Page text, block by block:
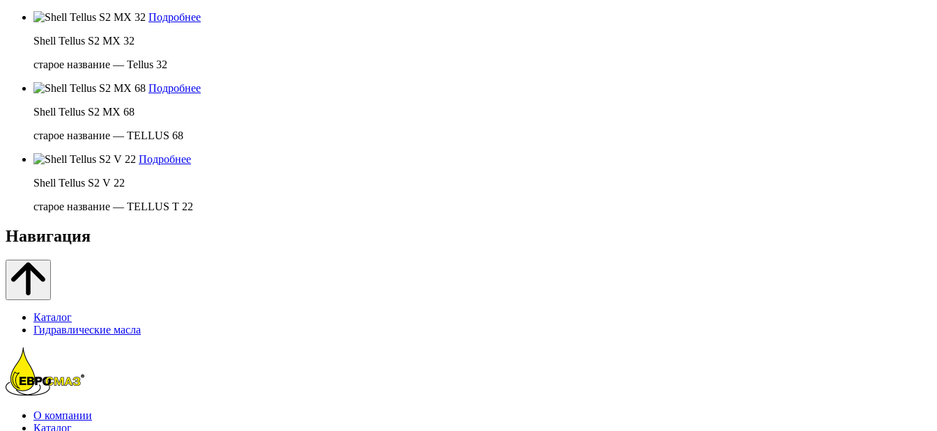
Подробнее
Shell Tellus S2 MX 32
старое название — Tellus 32
Подробнее
Shell Tellus S2 MX 68
старое название — TELLUS 68
Подробнее
Shell Tellus S2 V 22
старое название — TELLUS T 22
Навигация
Каталог
Гидравлические масла
О компании
Каталог